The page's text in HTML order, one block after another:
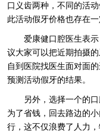
口义齿两种，不同的活
此活动假牙价格也存在一
爱康健口腔医生表
议大家可以把近期拍摄
自到医院找医生面对面
预测活动假牙的结果。
另外，选择一个的
为了省钱，回去路边的
行，这不仅浪费了人力